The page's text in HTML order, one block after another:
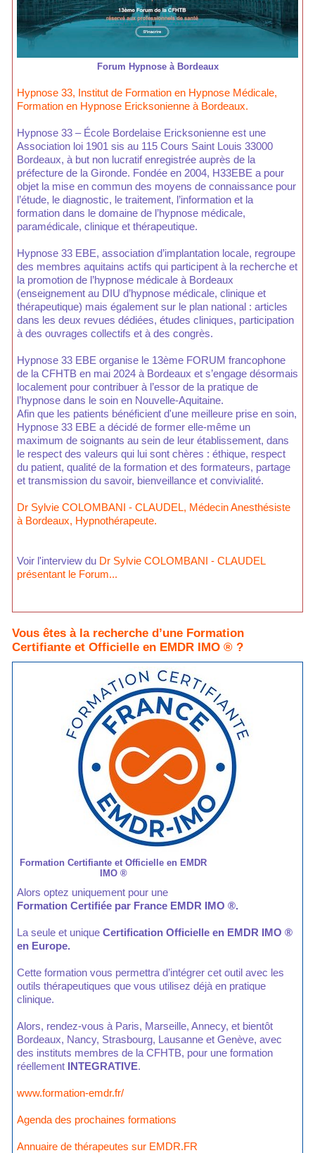
Forum Hypnose à Bordeaux
Hypnose 33, Institut de Formation en Hypnose Médicale,
Formation en Hypnose Ericksonienne à Bordeaux.
Hypnose 33 – École Bordelaise Ericksonienne est une
Association loi 1901 sis au 115 Cours Saint Louis 33000
Bordeaux, à but non lucratif enregistrée auprès de la
préfecture de la Gironde. Fondée en 2004, H33EBE a pour
objet la mise en commun des moyens de connaissance pour
l’étude, le diagnostic, le traitement, l’information et la
formation dans le domaine de l’hypnose médicale,
paramédicale, clinique et thérapeutique.
Hypnose 33 EBE, association d’implantation locale, regroupe
des membres aquitains actifs qui participent à la recherche et
la promotion de l’hypnose médicale à Bordeaux
(enseignement au DIU d’hypnose médicale, clinique et
thérapeutique) mais également sur le plan national : articles
dans les deux revues dédiées, études cliniques, participation
à des ouvrages collectifs et à des congrès.
Hypnose 33 EBE organise le 13ème FORUM francophone
de la CFHTB en mai 2024 à Bordeaux et s’engage désormais
localement pour contribuer à l’essor de la pratique de
l’hypnose dans le soin en Nouvelle-Aquitaine.
Afin que les patients bénéficient d'une meilleure prise en soin,
Hypnose 33 EBE a décidé de former elle-même un
maximum de soignants au sein de leur établissement, dans
le respect des valeurs qui lui sont chères : éthique, respect
du patient, qualité de la formation et des formateurs, partage
et transmission du savoir, bienveillance et convivialité.
Dr Sylvie COLOMBANI - CLAUDEL, Médecin Anesthésiste
à Bordeaux, Hypnothérapeute.
Voir l'interview du Dr Sylvie COLOMBANI - CLAUDEL
présentant le Forum...
Vous êtes à la recherche d’une Formation
Certifiante et Officielle en EMDR IMO ® ?
Formation Certifiante et Officielle en EMDR
IMO ®
Alors optez uniquement pour une
Formation Certifiée par France EMDR IMO ®.
La seule et unique Certification Officielle en EMDR IMO ®
en Europe.
Cette formation vous permettra d’intégrer cet outil avec les
outils thérapeutiques que vous utilisez déjà en pratique
clinique.
Alors, rendez-vous à Paris, Marseille, Annecy, et bientôt
Bordeaux, Nancy, Strasbourg, Lausanne et Genève, avec
des instituts membres de la CFHTB, pour une formation
réellement INTEGRATIVE.
www.formation-emdr.fr/
Agenda des prochaines formations
Annuaire de thérapeutes sur EMDR.FR